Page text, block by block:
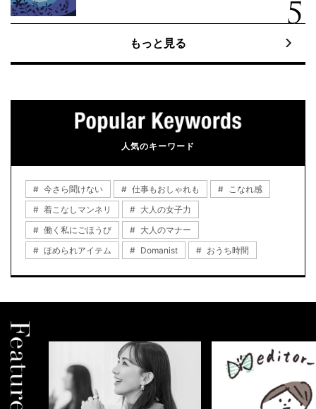
もっと見る
人気のキーワード
今さら聞けない 仕事もおしゃれも
こなれ感
着こなしマンネリ
大人の女子力
働く私にごほうび
大人のマナー
ほめられアイテム
Domanist おうち時間